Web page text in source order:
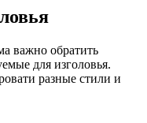
важно обратить
для изголовья.
разные стили и